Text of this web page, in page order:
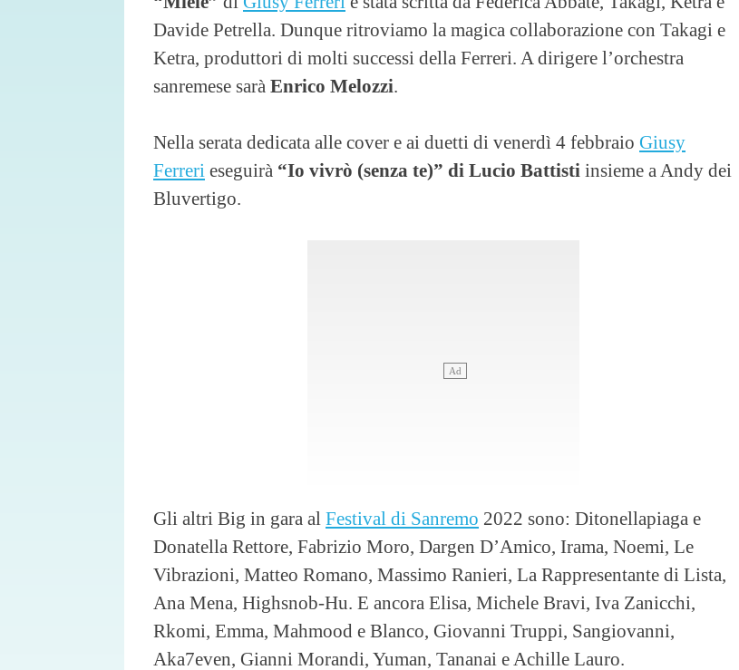
Davide Petrella. Dunque ritroviamo la magica collaborazione con Takagi e
Ketra, produttori di molti successi della Ferreri. A dirigere l’orchestra
sanremese sarà Enrico Melozzi.
Nella serata dedicata alle cover e ai duetti di venerdì 4 febbraio Giusy
Ferreri eseguirà “Io vivrò (senza te)” di Lucio Battisti insieme a Andy dei
Bluvertigo.
Gli altri Big in gara al Festival di Sanremo 2022 sono: Ditonellapiaga e
Donatella Rettore, Fabrizio Moro, Dargen D’Amico, Irama, Noemi, Le
Vibrazioni, Matteo Romano, Massimo Ranieri, La Rappresentante di Lista,
Ana Mena, Highsnob-Hu. E ancora Elisa, Michele Bravi, Iva Zanicchi,
Rkomi, Emma, Mahmood e Blanco, Giovanni Truppi, Sangiovanni,
Aka7even, Gianni Morandi, Yuman, Tananai e Achille Lauro.